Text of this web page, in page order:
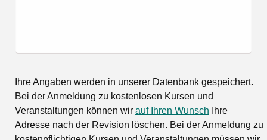
Ihre Angaben werden in unserer Datenbank gespeichert.
Bei der Anmeldung zu kostenlosen Kursen und
Veranstaltungen können wir auf Ihren Wunsch Ihre
Adresse nach der Revision löschen. Bei der Anmeldung zu